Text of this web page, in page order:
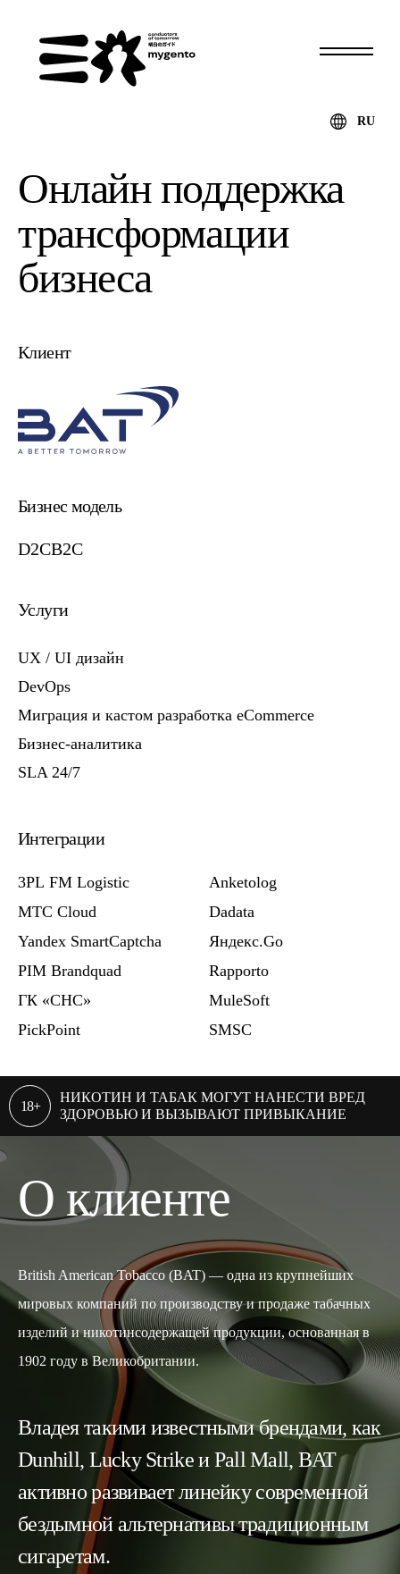
Онлайн поддержка
трансформации
бизнеса
Клиент
Бизнес модель
D2CB2C
Услуги
UX / UI дизайн
DevOps
Миграция и кастом разработка eCommerce
Бизнес-аналитика
SLA 24/7
Интеграции
3PL FM Logistic
МТС Cloud
Yandex SmartCaptcha
PIM Brandquad
ГК «СНС»
PickPoint
Anketolog
Dadata
Яндекс.Go
Rapporto
MuleSoft
SMSC
18+
НИКОТИН И ТАБАК МОГУТ НАНЕСТИ ВРЕД
ЗДОРОВЬЮ И ВЫЗЫВАЮТ ПРИВЫКАНИЕ
О клиенте
British American Tobacco (BAT) — одна из крупнейших
мировых компаний по производству и продаже табачных
изделий и никотинсодержащей продукции, основанная в
1902 году в Великобритании.
Владея такими известными брендами, как
Dunhill, Lucky Strike и Pall Mall, BAT
активно развивает линейку современной
бездымной альтернативы традиционным
сигаретам.
RU